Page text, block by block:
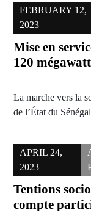
FEBRUARY 12,
2023
Mise en
120
La marche vers la
de l’État du
APRIL 24,
2023
Tentions
compte